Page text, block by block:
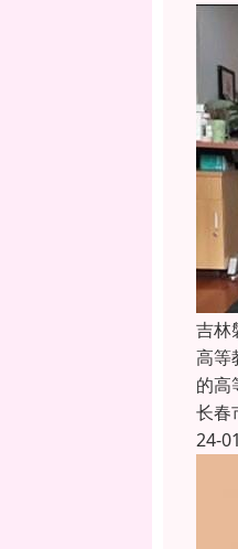
吉林
高等
的高
长春
24-